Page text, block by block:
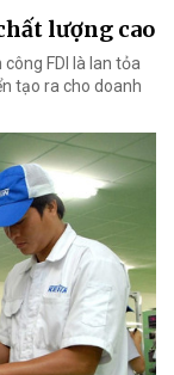
lượng cao
FDI là lan tỏa
tạo ra cho doanh